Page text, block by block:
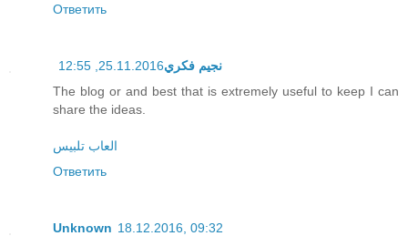
Ответить
نجيم فكري25.11.2016, 12:55
The blog or and best that is extremely useful to keep I can
share the ideas.
العاب تلبيس
Ответить
Unknown 18.12.2016, 09:32